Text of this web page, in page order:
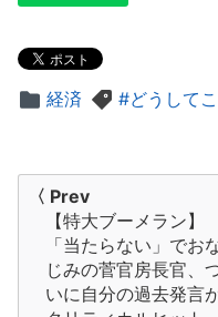
経済 どうして
〈 Prev
【特大ブーメラン】
「当たらない」でお
じみの菅官房長官、
いに自分の過去発言